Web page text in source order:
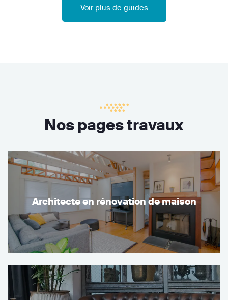
Voir plus de guides
Nos pages travaux
Architecte en rénovation de maison